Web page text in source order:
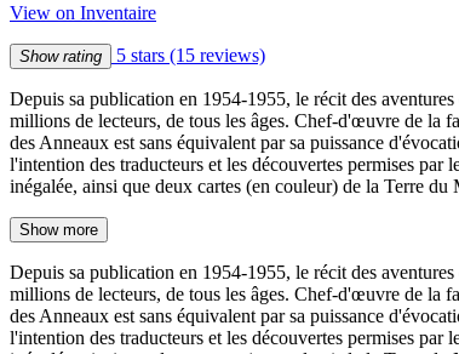
View on Inventaire
Show rating 5 stars (15 reviews)
Depuis sa publication en 1954-1955, le récit des
millions de lecteurs, de tous les âges. Chef-d'œuvre de la
des Anneaux est sans équivalent par sa puissance
l'intention des traducteurs et les découvertes permises
inégalée, ainsi que deux cartes (en couleur) de la Terre
Show more
Depuis sa publication en 1954-1955, le récit des
millions de lecteurs, de tous les âges. Chef-d'œuvre de la
des Anneaux est sans équivalent par sa puissance
l'intention des traducteurs et les découvertes permises